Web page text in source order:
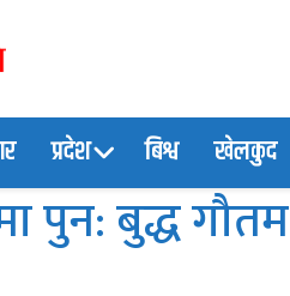
प्रदेश बिश्व खेलकुद
पुन: बुद्ध गौतम